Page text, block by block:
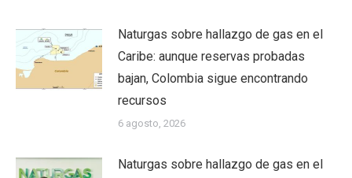
Naturgas sobre hallazgo de gas en el
Caribe: aunque reservas probadas
bajan, Colombia sigue encontrando
recursos
6 agosto, 2026
Naturgas sobre hallazgo de gas en el